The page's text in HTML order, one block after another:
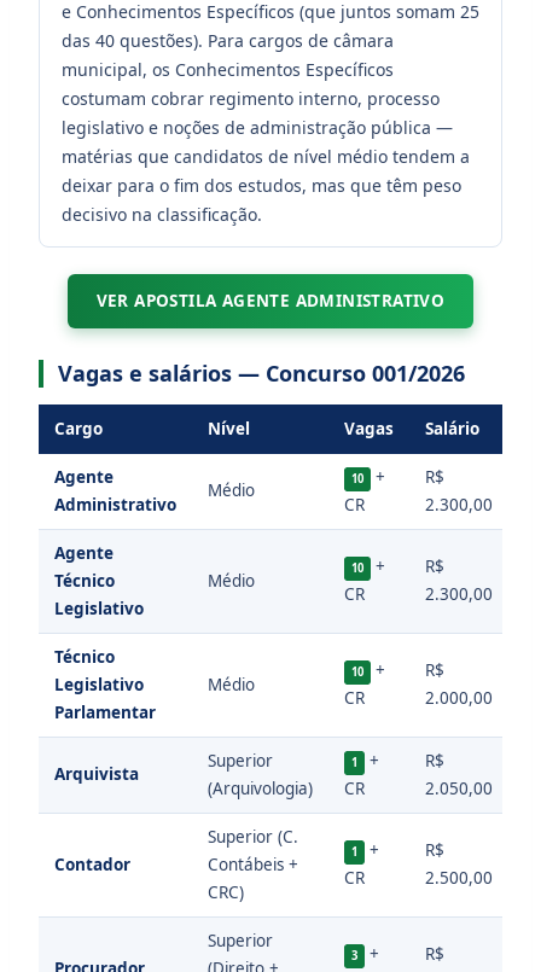
e Conhecimentos Específicos (que juntos somam 25
das 40 questões). Para cargos de câmara
municipal, os Conhecimentos Específicos
costumam cobrar regimento interno, processo
legislativo e noções de administração pública —
matérias que candidatos de nível médio tendem a
deixar para o fim dos estudos, mas que têm peso
decisivo na classificação.
VER APOSTILA AGENTE ADMINISTRATIVO
Vagas e salários — Concurso 001/2026
Cargo Nível Vagas Salário
Agente
Administrativo
Médio
10
+
CR
R$
2.300,00
Agente
Técnico
Legislativo
Médio
10
+
CR
R$
2.300,00
Técnico
Legislativo
Parlamentar
Médio
10
+
CR
R$
2.000,00
Arquivista
Superior
(Arquivologia)
1
+
CR
R$
2.050,00
Contador
Superior (C.
Contábeis +
CRC)
1
+
CR
R$
2.500,00
Superior
3
+
R$